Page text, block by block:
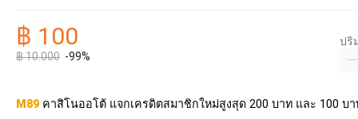
฿ 100
฿ 10.000 -99%
ปริ
M89 คาสิโนออโต้ แจกเครดิตสมาชิกใหม่สูงสุด 200 บาท และ 100 บ